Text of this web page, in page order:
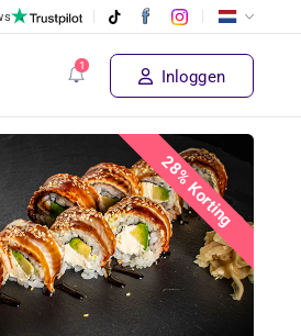
Inloggen
28% Korting